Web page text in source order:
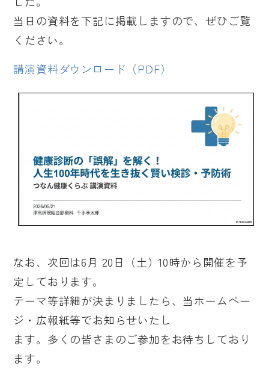
当日の資料を下記に掲載しますので、ぜひご覧
ください。
講演資料ダウンロード（PDF）
なお、次回は6月 20日（土）10時から開催を予
定しております。
テーマ等詳細が決まりましたら、当ホームペー
ジ・広報紙等でお知らせいたし
ます。多くの皆さまのご参加をお待ちしており
ます。